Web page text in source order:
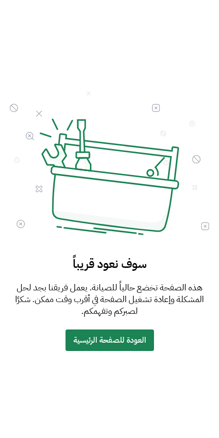
سوف نعود قريباً
هذه الصفحة تخضع حالياً للصيانة. يعمل فريقنا بجد لحل
المشكلة وإعادة تشغيل الصفحة في أقرب وقت ممكن. شكرًا
لصبركم وتفهمكم.
العودة للصفحة الرئيسية